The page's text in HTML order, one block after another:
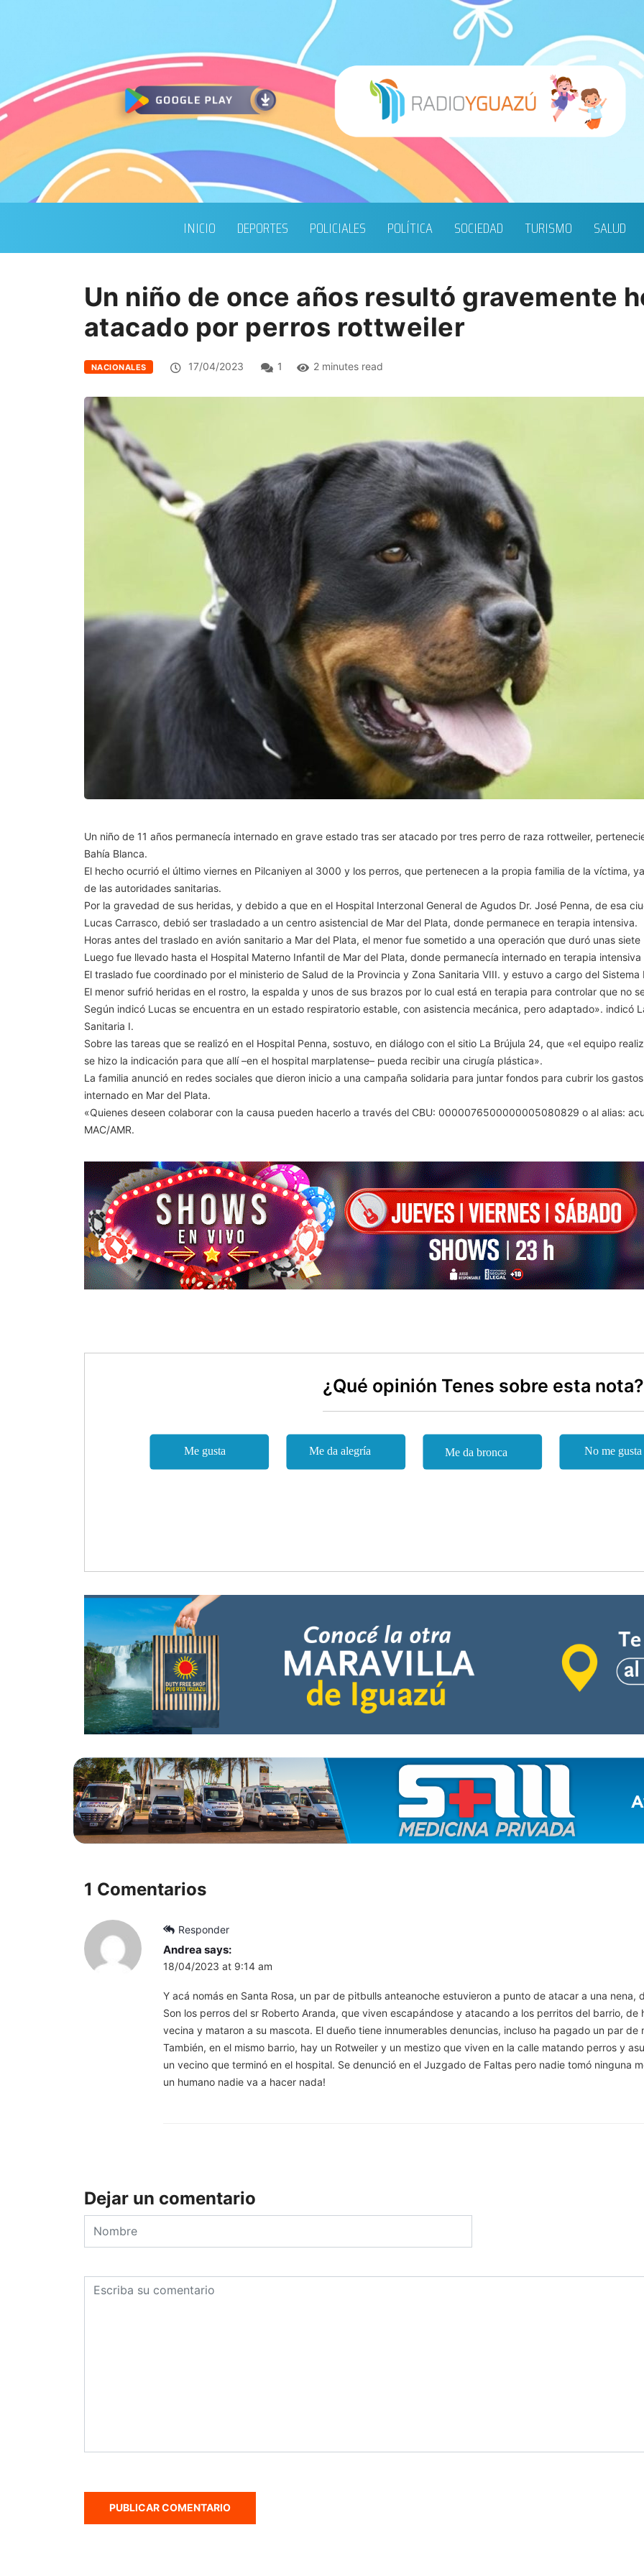
INICIO DEPORTES POLICIALES POLÍTICA SOCIEDAD TURISMO SALUD
Un niño de once años resultó gravemente
atacado por perros rottweiler
NACIONALES 17/04/2023 1 2 minutes read
Un niño de 11 años permanecía internado en grave estado tras ser atacado por tres perro de raza rottweiler,
Bahía Blanca.
El hecho ocurrió el último viernes en Pilcaniyen al 3000 y los perros, que pertenecen a la propia familia de la víctima,
de las autoridades sanitarias.
Por la gravedad de sus heridas, y debido a que en el Hospital Interzonal General de Agudos Dr. José Penna, de esa
Lucas Carrasco, debió ser trasladado a un centro asistencial de Mar del Plata, donde permanece en terapia intensiva.
Horas antes del traslado en avión sanitario a Mar del Plata, el menor fue sometido a una operación que duró unas
Luego fue llevado hasta el Hospital Materno Infantil de Mar del Plata, donde permanecía internado en terapia
El traslado fue coordinado por el ministerio de Salud de la Provincia y Zona Sanitaria VIII. y estuvo a cargo del
El menor sufrió heridas en el rostro, la espalda y unos de sus brazos por lo cual está en terapia para controlar que no
Según indicó Lucas se encuentra en un estado respiratorio estable, con asistencia mecánica, pero adaptado». indicó
Sanitaria I.
Sobre las tareas que se realizó en el Hospital Penna, sostuvo, en diálogo con el sitio La Brújula 24, que «el equipo
se hizo la indicación para que allí –en el hospital marplatense– pueda recibir una cirugía plástica».
La familia anunció en redes sociales que dieron inicio a una campaña solidaria para juntar fondos para cubrir los
internado en Mar del Plata.
«Quienes deseen colaborar con la causa pueden hacerlo a través del CBU: 0000076500000005080829 o al alias:
MAC/AMR.
¿Qué opinión Tenes sobre esta nota?
1 Comentarios
Responder
Andrea says:
18/04/2023 at 9:14 am
Y acá nomás en Santa Rosa, un par de pitbulls anteanoche estuvieron a punto de atacar a una
Son los perros del sr Roberto Aranda, que viven escapándose y atacando a los perritos del barrio,
vecina y mataron a su mascota. El dueño tiene innumerables denuncias, incluso ha pagado un par
También, en el mismo barrio, hay un Rotweiler y un mestizo que viven en la calle matando perros y
un vecino que terminó en el hospital. Se denunció en el Juzgado de Faltas pero nadie tomó ninguna
un humano nadie va a hacer nada!
Dejar un comentario